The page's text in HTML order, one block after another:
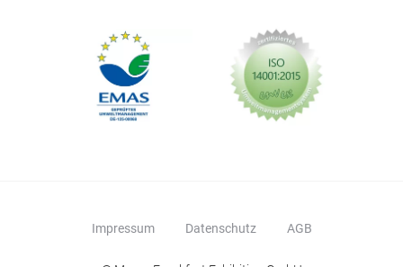
Impressum Datenschutz AGB